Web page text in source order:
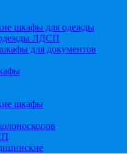
шкафы для одежды
ЛДСП
для документов
шкафы